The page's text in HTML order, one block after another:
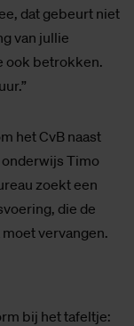
dat gebeurt niet
van jullie
ook betrokken.
het CvB naast
Timo
zoekt een
die de
vervangen.
bij het tafeltje: